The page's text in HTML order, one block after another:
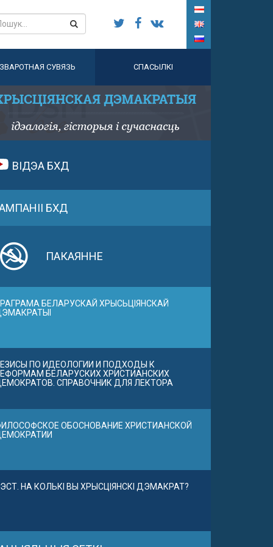
ЗВАРОТНАЯ СУВЯЗЬ СПАСЫЛКІ
ВІДЭА БХД
БХД
ПАКАЯННЕ
БЕЛАРУСКАЙ ХРЫСЬЦІЯНСКАЙ
ПО ИДЕОЛОГИИ И ПОДХОДЫ К
БЕЛАРУСКИХ ХРИСТИАНСКИХ
СПРАВОЧНИК ДЛЯ ЛЕКТОРА
ОБОСНОВАНИЕ ХРИСТИАНСКОЙ
НА КОЛЬКІ ВЫ ХРЫСЦІЯНСКІ ДЭМАКРАТ?